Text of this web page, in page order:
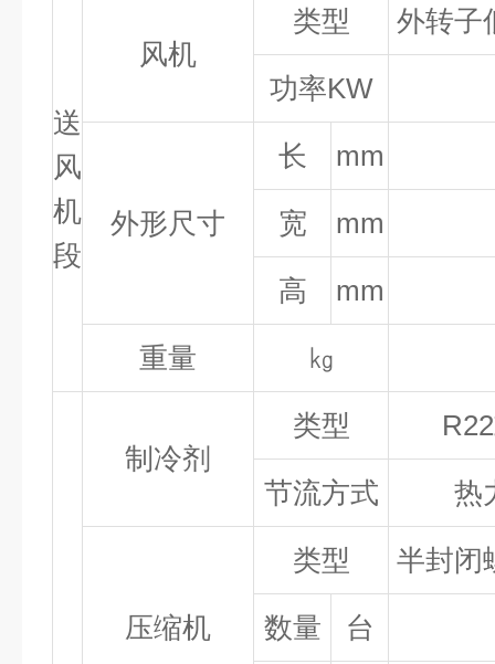
送
风
机
段
风机
类型 外转子
功率KW
外形尺寸
长 mm
宽 mm
高 mm
重量 ㎏
制冷剂
类型
节流方式 热
压缩机
类型 半封闭
数量 台